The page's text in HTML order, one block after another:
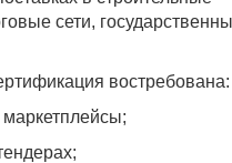
сети,
востребована: